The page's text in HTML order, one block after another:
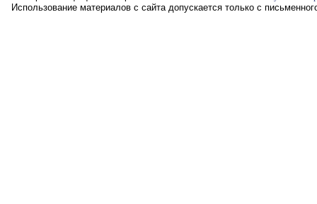
Использование материалов с сайта допускается только с